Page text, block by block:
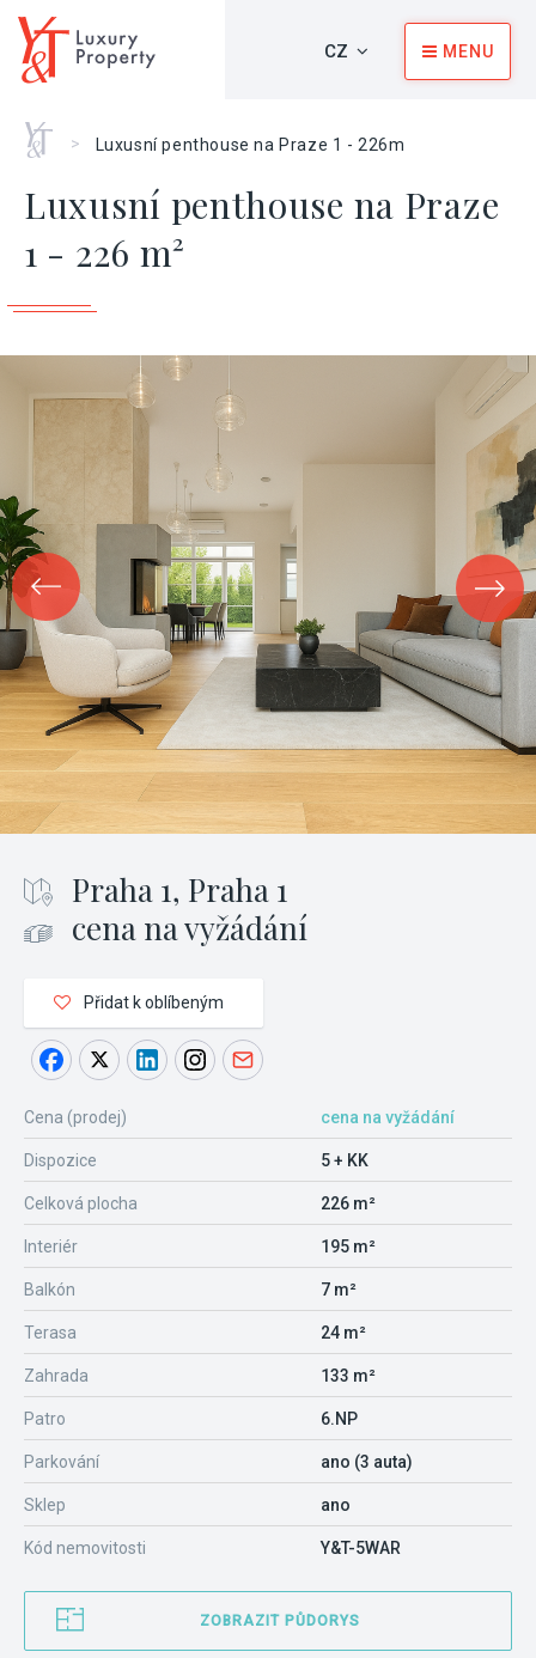
CZ MENU
Home
> Luxusní penthouse na Praze 1 - 226m
Luxusní penthouse na Praze
1 - 226 m²
Praha 1, Praha 1
cena na vyžádání
Přidat k oblíbeným
Cena (prodej) cena na vyžádání
Dispozice 5 + KK
Celková plocha 226 m²
Interiér 195 m²
Balkón 7 m²
Terasa 24 m²
Zahrada 133 m²
Patro 6.NP
Parkování ano (3 auta)
Sklep ano
Kód nemovitosti Y&T-5WAR
ZOBRAZIT PŮDORYS